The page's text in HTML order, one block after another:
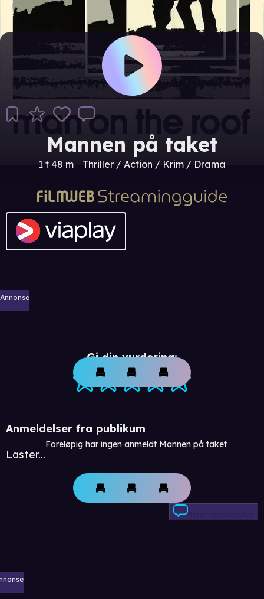
Mannen på taket
1 t 48 m Thriller / Action / Krim / Drama
Annonse
Gi din vurdering:
Anmeldelser fra publikum
Laster...
Foreløpig har ingen anmeldt Mannen på taket
Skriv anmeldelse